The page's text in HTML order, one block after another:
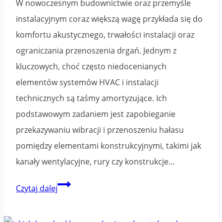
W nowoczesnym budownictwie oraz przemyśle
instalacyjnym coraz większą wagę przykłada się do
komfortu akustycznego, trwałości instalacji oraz
ograniczania przenoszenia drgań. Jednym z
kluczowych, choć często niedocenianych
elementów systemów HVAC i instalacji
technicznych są taśmy amortyzujące. Ich
podstawowym zadaniem jest zapobieganie
przekazywaniu wibracji i przenoszeniu hałasu
pomiędzy elementami konstrukcyjnymi, takimi jak
kanały wentylacyjne, rury czy konstrukcje…
Czytaj dalejSkuteczność